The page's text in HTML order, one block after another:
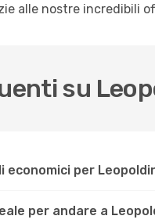
alle nostre incredibili
su
economici per
per andare a